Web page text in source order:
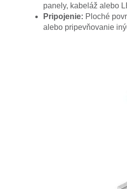
panely, kabeláž alebo
Pripojenie: Ploché
alebo pripevňovanie